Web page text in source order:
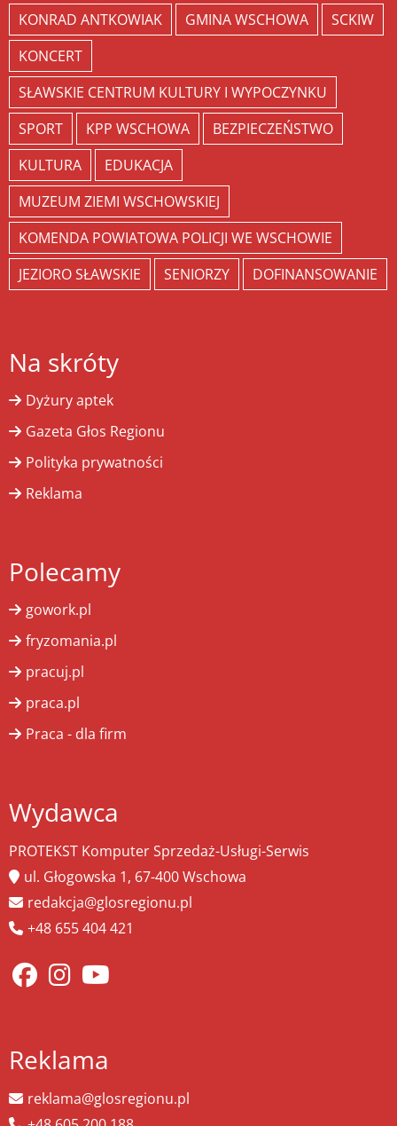
KONRAD ANTKOWIAK
GMINA WSCHOWA
SCKIW
KONCERT
SŁAWSKIE CENTRUM KULTURY I WYPOCZYNKU
SPORT
KPP WSCHOWA
BEZPIECZEŃSTWO
KULTURA
EDUKACJA
MUZEUM ZIEMI WSCHOWSKIEJ
KOMENDA POWIATOWA POLICJI WE WSCHOWIE
JEZIORO SŁAWSKIE
SENIORZY DOFINANSOWANIE
Na skróty
Dyżury aptek
Gazeta Głos Regionu
Polityka prywatności
Reklama
Polecamy
gowork.pl
fryzomania.pl
pracuj.pl
praca.pl
Praca - dla firm
Wydawca
PROTEKST Komputer Sprzedaż-Usługi-Serwis
ul. Głogowska 1, 67-400 Wschowa
redakcja@glosregionu.pl
+48 655 404 421
Reklama
reklama@glosregionu.pl